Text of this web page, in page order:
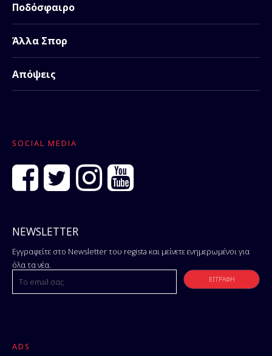
Ποδόσφαιρο
Άλλα Σπορ
Απόψεις
SOCIAL MEDIA
NEWSLETTER
Εγγραφείτε στο Newsletter του regista και μείνετε ενημερωμένοι για
όλα τα νέα.
ADS